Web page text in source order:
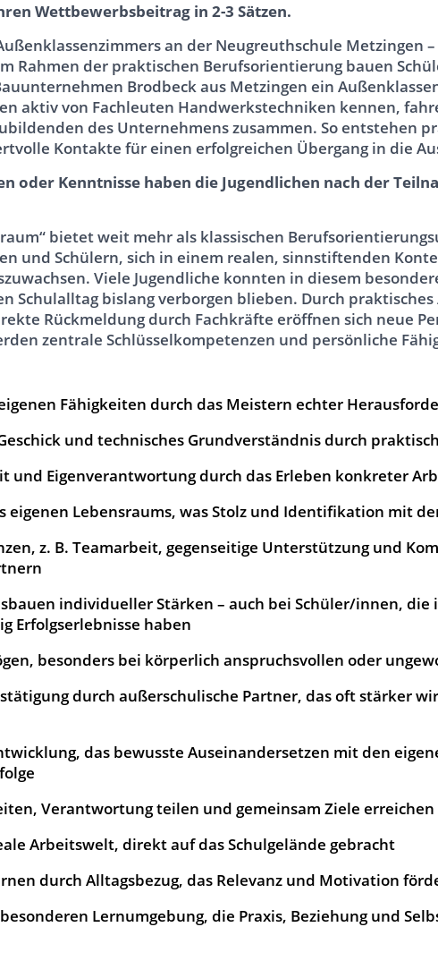
Wettbewerbsbeitrag in 2-3 Sätzen.
Außenklassenzimmers an der Neugreuthschule Metzingen
Rahmen der praktischen Berufsorientierung bauen
Brodbeck aus Metzingen ein
aktiv von Fachleuten Handwerkstechniken kennen,
des Unternehmens zusammen. So entstehen
Kontakte für einen erfolgreichen Übergang in die
oder Kenntnisse haben die Jugendlichen nach der
bietet weit mehr als klassischen
und Schülern, sich in einem realen, sinnstiftenden
Viele Jugendliche konnten in diesem
Schulalltag bislang verborgen blieben. Durch
Rückmeldung durch Fachkräfte eröffnen sich neue
zentrale Schlüsselkompetenzen und persönliche
Fähigkeiten durch das Meistern echter
und technisches Grundverständnis durch
und Eigenverantwortung durch das Erleben konkreter
eigenen Lebensraums, was Stolz und Identifikation mit
z. B. Teamarbeit, gegenseitige Unterstützung und
individueller Stärken – auch bei Schüler/innen, die
Erfolgserlebnisse haben
besonders bei körperlich anspruchsvollen oder
durch außerschulische Partner, das oft stärker
das bewusste Auseinandersetzen mit den
Verantwortung teilen und gemeinsam Ziele erreichen
Arbeitswelt, direkt auf das Schulgelände gebracht
durch Alltagsbezug, das Relevanz und Motivation
Lernumgebung, die Praxis, Beziehung und